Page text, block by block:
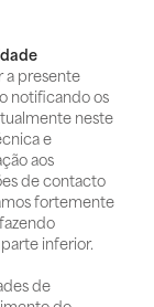
a presente
notificando os
neste
e
aos
de contacto
fortemente
inferior.
de